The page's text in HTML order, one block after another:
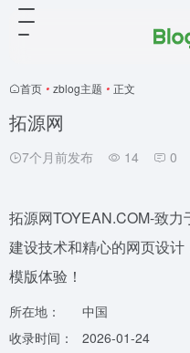
首页 • zblog主题 • 正文
拓源网
7个月前发布 14 0
拓源网TOYEAN.COM-致
建设技术和精心的网页设
模版体验！
所在地：
中国
收录时间：
2026-01-24